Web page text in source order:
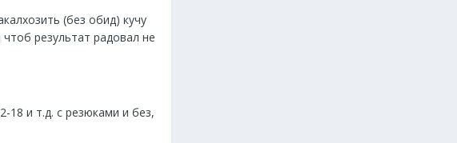
(без обид) кучу
результат радовал не
18 и т.д. с резюками и без,